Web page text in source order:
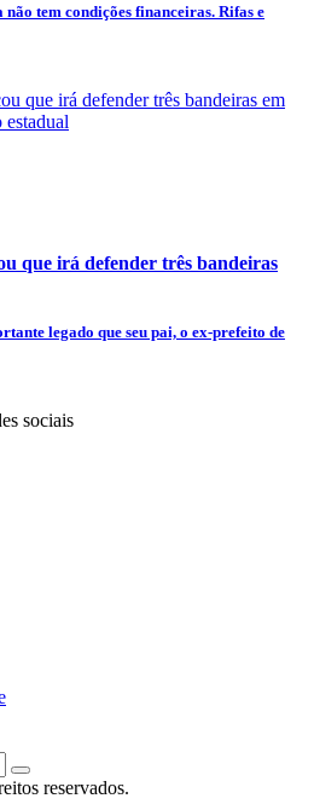
tem condições financeiras. Rifas e
que irá defender três bandeiras
legado que seu pai, o ex-prefeito de
sociais
reservados.